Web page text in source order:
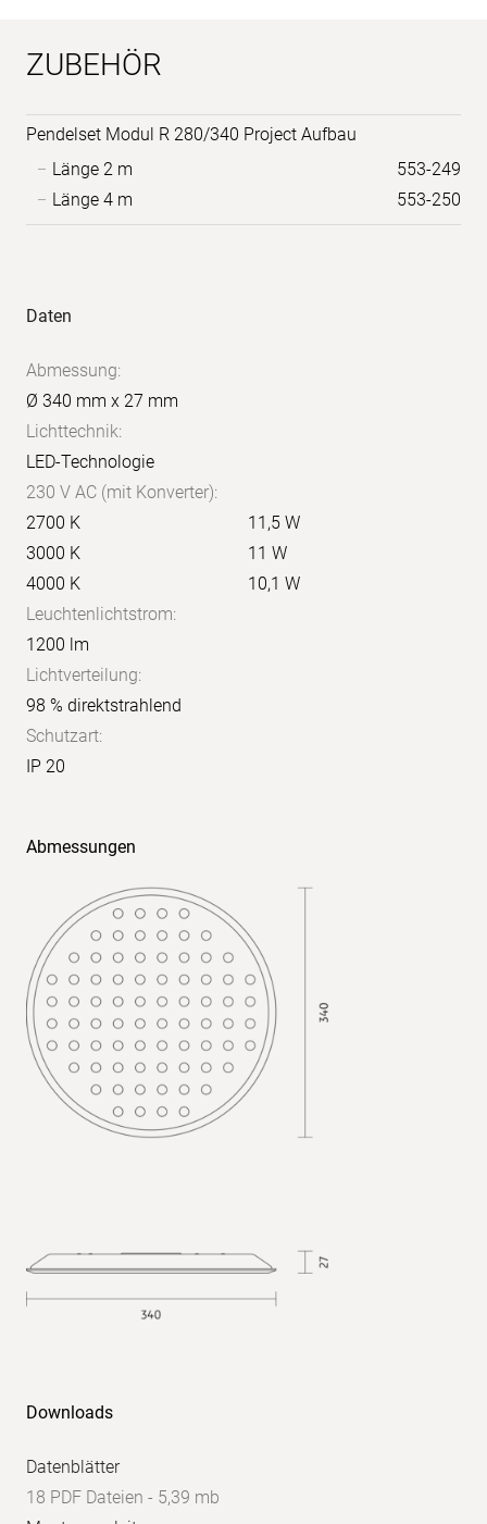
ZUBEHÖR
Pendelset Modul R 280/340 Project Aufbau
Länge 2 m
553-249
Länge 4 m
553-250
Anwendungs-
Bilder
Produkt-
Daten
Daten
Abmessung:
Ø 340 mm x 27 mm
Lichttechnik:
LED-Technologie
230 V AC (mit Konverter):
2700 K
11,5 W
3000 K
11 W
4000 K
10,1 W
Leuchtenlichtstrom:
1200 lm
Lichtverteilung:
98 % direktstrahlend
Schutzart:
IP 20
Abmessungen
Downloads
Datenblätter
18 PDF Dateien - 5,39 mb